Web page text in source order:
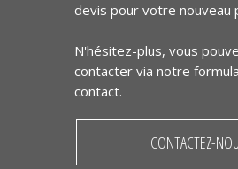
devis pour votre nouveau
N'hésitez-plus, vous
contacter via notre
contact.
CONTACTEZ-